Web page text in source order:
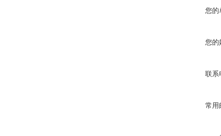
您的
您的
联系
常用